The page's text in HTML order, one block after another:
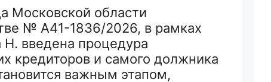
Московской области
№ А41-1836/2026, в рамках
Н. введена процедура
кредиторов и самого должника
важным этапом,